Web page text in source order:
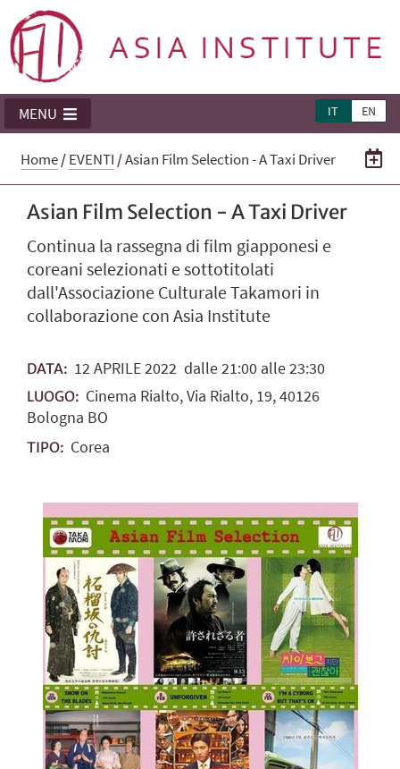
IT EN
MENU
Home/EVENTI /Asian Film Selection - A Taxi Driver
Asian Film Selection - A Taxi Driver
Continua la rassegna di film giapponesi e
coreani selezionati e sottotitolati
dall'Associazione Culturale Takamori in
collaborazione con Asia Institute
DATA: 12APRILE2022dalle 21:00 alle 23:30
LUOGO: Cinema Rialto, Via Rialto, 19, 40126
Bologna BO
TIPO: Corea